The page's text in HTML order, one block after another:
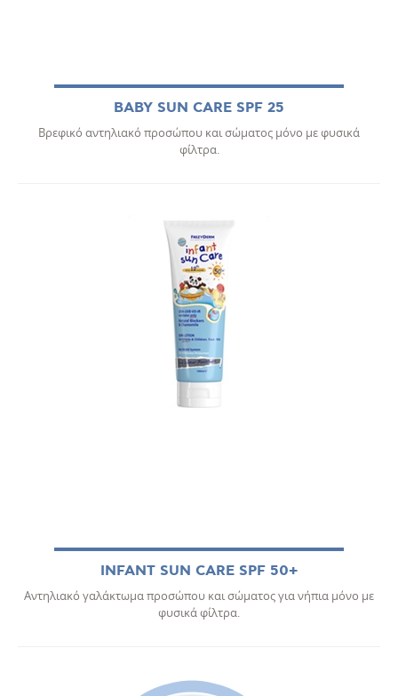
BABY SUN CARE SPF 25
Βρεφικό αντηλιακό προσώπου και σώματος μόνο με φυσικά
φίλτρα.
INFANT SUN CARE SPF 50+
Αντηλιακό γαλάκτωμα προσώπου και σώματος για νήπια μόνο με
φυσικά φίλτρα.